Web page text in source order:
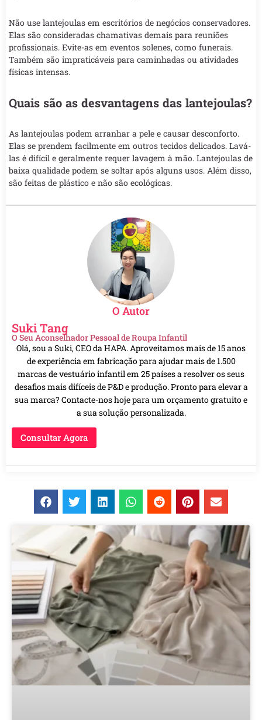
Não use lantejoulas em escritórios de negócios conservadores.
Elas são consideradas chamativas demais para reuniões
profissionais. Evite-as em eventos solenes, como funerais.
Também são impraticáveis para caminhadas ou atividades
físicas intensas.
Quais são as desvantagens das lantejoulas?
As lantejoulas podem arranhar a pele e causar desconforto.
Elas se prendem facilmente em outros tecidos delicados. Lavá-
las é difícil e geralmente requer lavagem à mão. Lantejoulas de
baixa qualidade podem se soltar após alguns usos. Além disso,
são feitas de plástico e não são ecológicas.
O Autor
Suki Tang
O Seu Aconselhador Pessoal de Roupa Infantil
Olá, sou a Suki, CEO da HAPA. Aproveitamos mais de 15 anos
de experiência em fabricação para ajudar mais de 1.500
marcas de vestuário infantil em 25 países a resolver os seus
desafios mais difíceis de P&D e produção. Pronto para elevar a
sua marca? Contacte-nos hoje para um orçamento gratuito e
a sua solução personalizada.
Consultar Agora